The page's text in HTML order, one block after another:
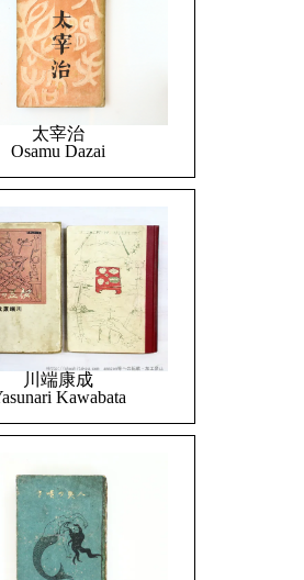
太宰治
Osamu Dazai
川端康成
Kawabata